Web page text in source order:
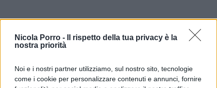
Nicola Porro -
Il rispetto della tua privacy è la
nostra priorità
Noi e i nostri partner utilizziamo, sul nostro sito, tecnologie
come i cookie per personalizzare contenuti e annunci, fornire